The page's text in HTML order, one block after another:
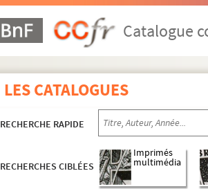
Catalogue
LES CATALOGUES
RECHERCHE RAPIDE
RECHERCHES CIBLÉES
Imprimés
multimédia
H-BIOP-2. Rois et souverains européens et
H-BIOP-3. Rois, souverains et chefs d'Etat
H-BIOP-4. Rois, souverains et chefs d'Etat
H-BIOP-5. Personnages historiques de A à C
H-BIOP-6. Personnages historiques de D à G